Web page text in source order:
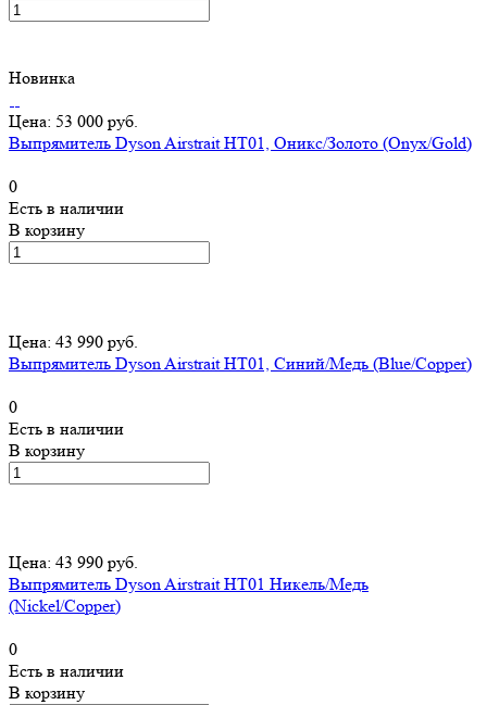
Новинка
Цена: 53 000 руб.
Выпрямитель Dyson Airstrait HT01, Оникс/Золото (Onyx/Gold)
0
Есть в наличии
В корзину
Цена: 43 990 руб.
Выпрямитель Dyson Airstrait HT01, Синий/Медь (Blue/Copper)
0
Есть в наличии
В корзину
Цена: 43 990 руб.
Выпрямитель Dyson Airstrait HT01 Никель/Медь
(Nickel/Copper)
0
Есть в наличии
В корзину